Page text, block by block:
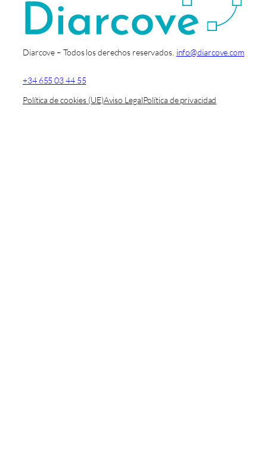
Diarcove – Todos los derechos reservados. info@diarcove.com
+34 655 03 44 55
Política de cookies (UE)Aviso LegalPolítica de privacidad